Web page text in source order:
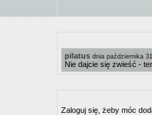
pilatus dnia października
Nie dajcie się zwieść -
Zaloguj się, żeby móc